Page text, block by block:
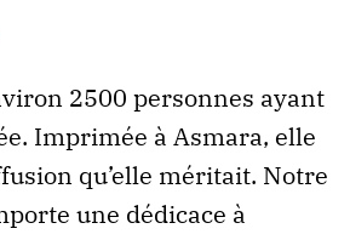
2500 personnes ayant
Imprimée à Asmara, elle
qu’elle méritait. Notre
une dédicace à